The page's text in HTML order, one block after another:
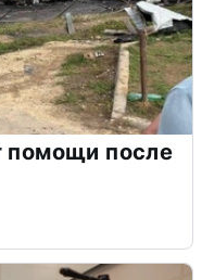
помощи после